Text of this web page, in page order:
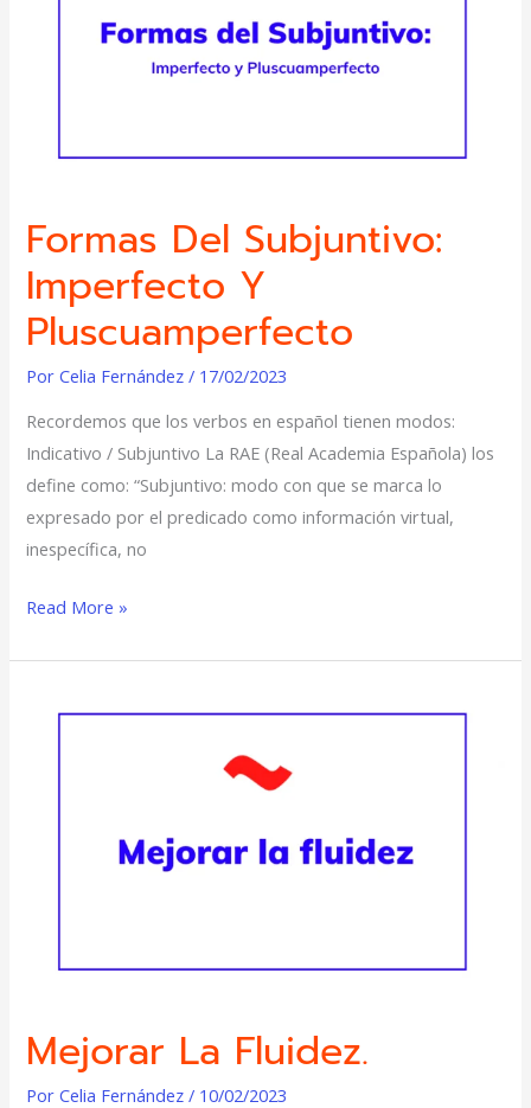
Formas Del Subjuntivo:
Imperfecto Y
Pluscuamperfecto
PorCelia Fernández/ 17/02/2023
Recordemos que los verbos en español tienen modos:
Indicativo / Subjuntivo La RAE (Real Academia Española) los
define como: “Subjuntivo: modo con que se marca lo
expresado por el predicado como información virtual,
inespecífica, no
Pluscuamperfecto
Read More »
Mejorar La Fluidez.
PorCelia Fernández/ 10/02/2023